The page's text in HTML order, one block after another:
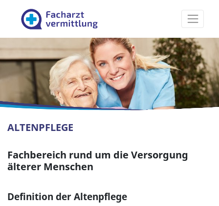
Facharztvermittlung
ALTENPFLEGE
Fachbereich rund um die Versorgung
älterer Menschen
Definition der Altenpflege